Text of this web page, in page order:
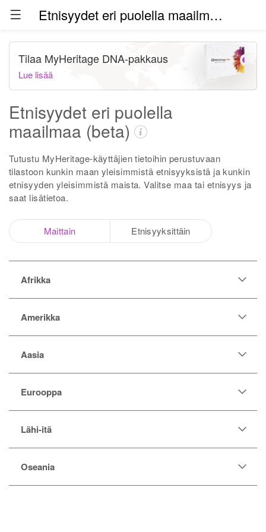
Etnisyydet eri puolella maailmaa (beta)
Etnisyydet eri puolella
maailmaa (beta)
Tutustu MyHeritage-käyttäjien tietoihin perustuvaan
tilastoon kunkin maan yleisimmistä etnisyyksistä ja kunkin
etnisyyden yleisimmistä maista. Valitse maa tai etnisyys ja
saat lisätietoa.
Maittain Etnisyyksittäin
Tilaa MyHeritage DNA-pakkaus
Lue lisää
Afrikka
Amerikka
Aasia
Eurooppa
Lähi-itä
Oseania